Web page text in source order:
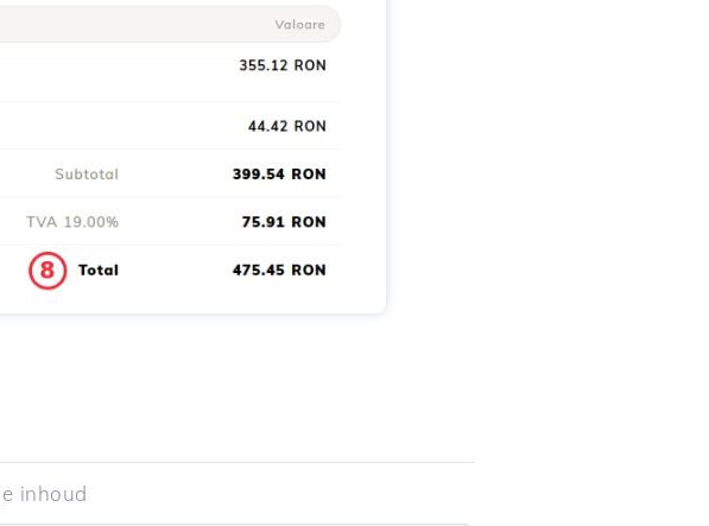
inhoud